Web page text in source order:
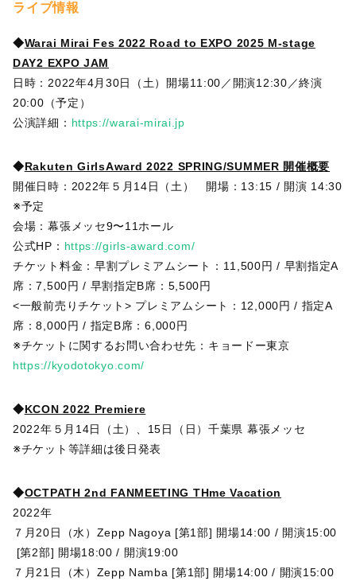
ライブ情報
◆Warai Mirai Fes 2022 Road to EXPO 2025 M-stage
DAY2 EXPO JAM
日時：2022年4月30日（土）開場11:00／開演12:30／終演
20:00（予定）
公演詳細： https://warai-mirai.jp
◆Rakuten GirlsAward 2022 SPRING/SUMMER 開催概要
開催日時：2022年５⽉14⽇（⼟） 開場：13:15 / 開演 14:30
※予定
会場：幕張メッセ9〜11ホール
公式HP： https://girls-award.com/
チケット料⾦：早割プレミアムシート：11,500円 / 早割指定A
席：7,500円 / 早割指定B席：5,500円
<⼀般前売りチケット> プレミアムシート：12,000円 / 指定A
席：8,000円 / 指定B席：6,000円
※チケットに関するお問い合わせ先：キョードー東京
https://kyodotokyo.com/
◆KCON 2022 Premiere
2022年５月14日（土）、15日（日）千葉県 幕張メッセ
※チケット等詳細は後日発表
◆OCTPATH 2nd FANMEETING THme Vacation
2022年
７月20日（水）Zepp Nagoya [第1部] 開場14:00 / 開演15:00
[第2部] 開場18:00 / 開演19:00
７月21日（木）Zepp Namba [第1部] 開場14:00 / 開演15:00